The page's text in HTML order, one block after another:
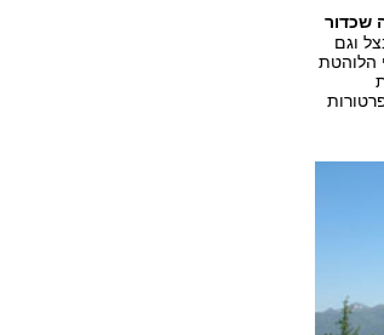
שכדור
מ-30 מעלות בצל וגם
הלוהטת